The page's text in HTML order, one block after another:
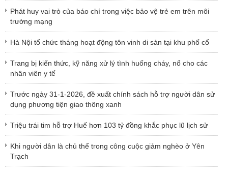
Phát huy vai trò của báo chí trong việc bảo vệ trẻ em trên môi
trường mạng
Hà Nội tổ chức tháng hoạt động tôn vinh di sản tại khu phố cổ
Trang bị kiến thức, kỹ năng xử lý tình huống cháy, nổ cho các
nhân viên y tế
Trước ngày 31-1-2026, đề xuất chính sách hỗ trợ người dân sử
dụng phương tiện giao thông xanh
Triệu trái tim hỗ trợ Huế hơn 103 tỷ đồng khắc phục lũ lịch sử
Khi người dân là chủ thể trong công cuộc giảm nghèo ở Yên
Trạch